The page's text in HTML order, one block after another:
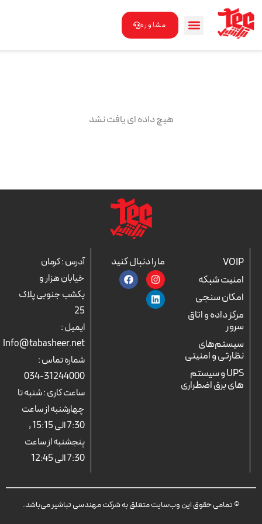
محتوا
مشاوره
هیچ داده ای یافت نشد
VOIP
امنیت شبکه
امکان سنجی
مرکز داده و اتاق
سرور
سیستم‌های
نظارتی و امنیتی
UPS و سیستم
های برق اضطراری
ما را دنبال کنید
I
n
s
t
a
F
a
c
L
i
n
k
e
آدرس : کرمان
خیابان هزار و
یکشب جنوبی پلاک
25
ایمیل :
Info@tabasheer.net
شماره تماس :
31244000-034
ساعت کاری : شنبه تا
چهارشنبه از ساعت
7:30 الی 15:15 ,
پنجشنبه از ساعت
7:30 الی 12:45
© تمامی حقوق این وب‌سایت متعلق به شرکت مهندسی تباشیر می‌باشد.